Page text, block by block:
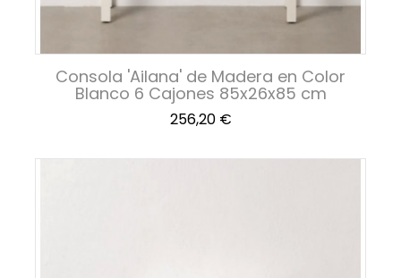
Consola 'Ailana' de Madera en Color
Blanco 6 Cajones 85x26x85 cm
Precio
256,20 €